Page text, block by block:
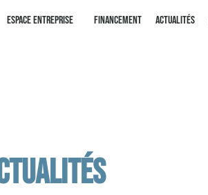
Espace entreprise Financement Actualités